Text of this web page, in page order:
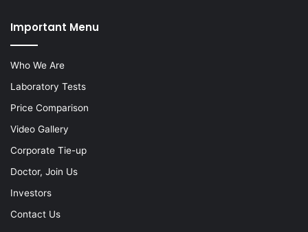
Important Menu
Who We Are
Laboratory Tests
Price Comparison
Video Gallery
Corporate Tie-up
Doctor, Join Us
Investors
Contact Us